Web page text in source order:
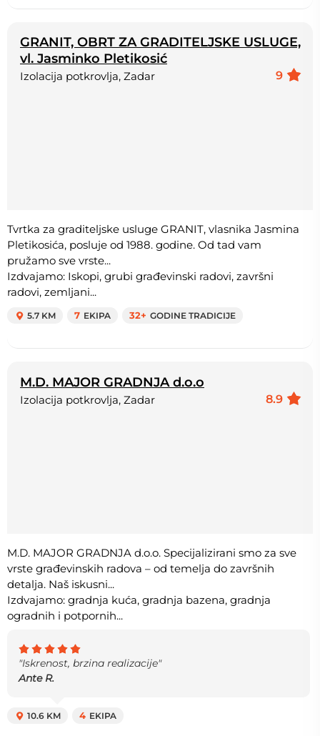
GRANIT, OBRT ZA GRADITELJSKE USLUGE,
vl. Jasminko Pletikosić
9
Izolacija potkrovlja, Zadar
Tvrtka za graditeljske usluge GRANIT, vlasnika Jasmina
Pletikosića, posluje od 1988. godine. Od tad vam
pružamo sve vrste...
Izdvajamo: Iskopi, grubi građevinski radovi, završni
radovi, zemljani...
5.7 KM 7 EKIPA 32+ GODINE TRADICIJE
M.D. MAJOR GRADNJA d.o.o
8.9
Izolacija potkrovlja, Zadar
M.D. MAJOR GRADNJA d.o.o. Specijalizirani smo za sve
vrste građevinskih radova – od temelja do završnih
detalja. Naš iskusni...
Izdvajamo: gradnja kuća, gradnja bazena, gradnja
ogradnih i potpornih...
"Iskrenost, brzina realizacije"
Ante R.
10.6 KM 4 EKIPA